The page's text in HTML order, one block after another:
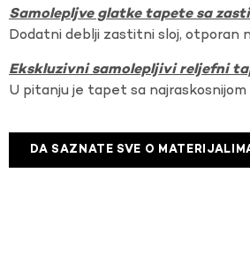
Samolepljve glatke tapete sa
Dodatni deblji zastitni sloj, otporan
Ekskluzivni samolepljivi reljefni
U pitanju je tapet sa
DA SAZNATE SVE O